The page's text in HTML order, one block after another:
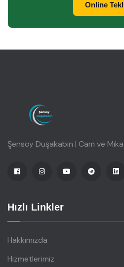
Online
Şensoy Duşakabin | Cam ve
Hızlı Linkler
Hakkımızda
Hizmetlerimiz